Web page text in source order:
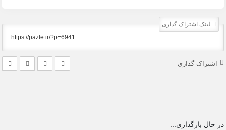
لینک اشتراک گذاری
اشتراک گذاری
در حال بارگذاری...